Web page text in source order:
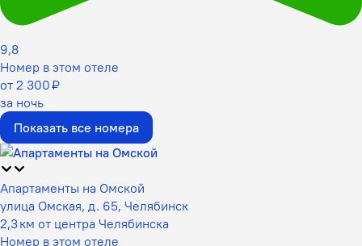
9,8
Номер в этом отеле
от 2 300 ₽
за ночь
Показать все номера
Апартаменты на Омской
улица Омская, д. 65, Челябинск
2,3 км от центра Челябинска
Номер в этом отеле